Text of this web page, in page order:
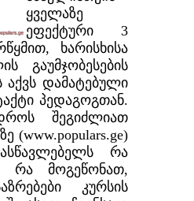
ყველაზე
ეფექტური 3
ხარისხისა
გაუმჯობესების
აქვს დამატებული
პედაგოგთან.
შეგიძლიათ
(www.populars.ge)
რა
რა მოგეწონათ,
კურსის